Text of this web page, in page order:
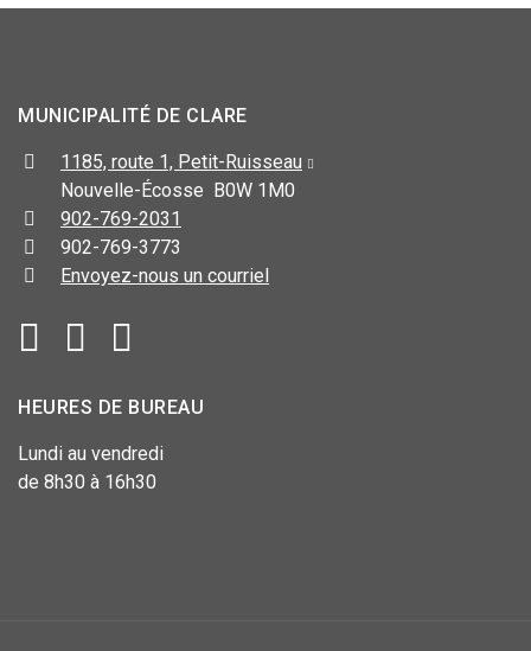
MUNICIPALITÉ DE CLARE
1185, route 1, Petit-Ruisseau
Nouvelle-Écosse B0W 1M0
902-769-2031
902-769-3773
Envoyez-nous un courriel
HEURES DE BUREAU
Lundi au vendredi
de 8h30 à 16h30